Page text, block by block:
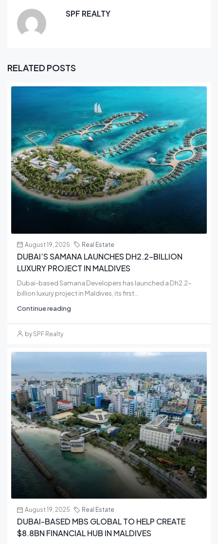
SPF REALTY
RELATED POSTS
August 19, 2025 Real Estate
DUBAI’S SAMANA LAUNCHES DH2.2-BILLION
LUXURY PROJECT IN MALDIVES
Dubai-based Samana Developers has launched a Dh2.2-
billion luxury project in Maldives, its first...
Continue reading
by SPF Realty
August 19, 2025 Real Estate
DUBAI-BASED MBS GLOBAL TO HELP CREATE
$8.8BN FINANCIAL HUB IN MALDIVES